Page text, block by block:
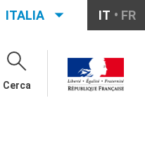
ITALIA IT FR
Cerca